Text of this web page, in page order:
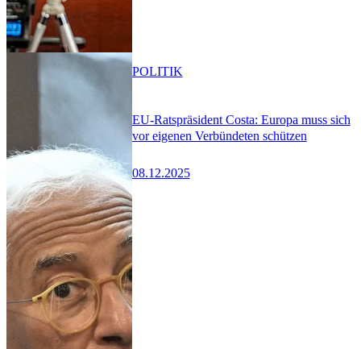
EU-Ratspräsident Costa: Europa muss sich
vor eigenen Verbündeten schützen
08.12.2025
POLITIK